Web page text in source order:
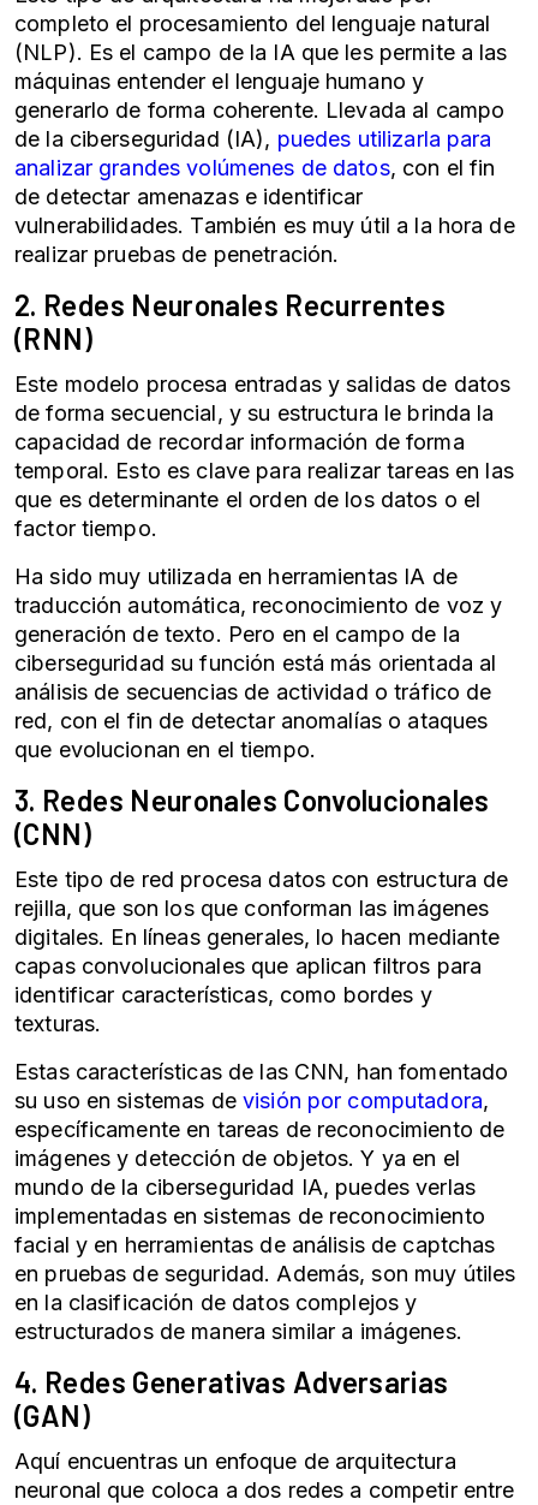
completo el procesamiento del lenguaje natural
(NLP). Es el campo de la IA que les permite a las
máquinas entender el lenguaje humano y
generarlo de forma coherente. Llevada al campo
de la ciberseguridad (IA), puedes utilizarla para
analizar grandes volúmenes de datos, con el fin
de detectar amenazas e identificar
vulnerabilidades. También es muy útil a la hora de
realizar pruebas de penetración.
2. Redes Neuronales Recurrentes
(RNN)
Este modelo procesa entradas y salidas de datos
de forma secuencial, y su estructura le brinda la
capacidad de recordar información de forma
temporal. Esto es clave para realizar tareas en las
que es determinante el orden de los datos o el
factor tiempo.
Ha sido muy utilizada en herramientas IA de
traducción automática, reconocimiento de voz y
generación de texto. Pero en el campo de la
ciberseguridad su función está más orientada al
análisis de secuencias de actividad o tráfico de
red, con el fin de detectar anomalías o ataques
que evolucionan en el tiempo.
3. Redes Neuronales Convolucionales
(CNN)
Este tipo de red procesa datos con estructura de
rejilla, que son los que conforman las imágenes
digitales. En líneas generales, lo hacen mediante
capas convolucionales que aplican filtros para
identificar características, como bordes y
texturas.
Estas características de las CNN, han fomentado
su uso en sistemas de visión por computadora,
específicamente en tareas de reconocimiento de
imágenes y detección de objetos. Y ya en el
mundo de la ciberseguridad IA, puedes verlas
implementadas en sistemas de reconocimiento
facial y en herramientas de análisis de captchas
en pruebas de seguridad. Además, son muy útiles
en la clasificación de datos complejos y
estructurados de manera similar a imágenes.
4. Redes Generativas Adversarias
(GAN)
Aquí encuentras un enfoque de arquitectura
neuronal que coloca a dos redes a competir entre